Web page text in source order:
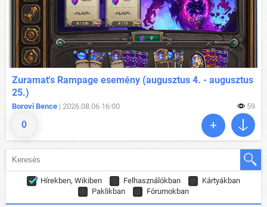
0
Zuramat's Rampage esemény (augusztus 4. - augusztus
25.)
Borovi Bence | 2026.08.06 16:00 59
Hírekben, Wikiben Felhasználókban
Kártyákban
Paklikban
Fórumokban